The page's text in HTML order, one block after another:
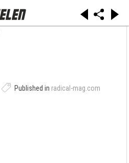
Published in radical-mag.com